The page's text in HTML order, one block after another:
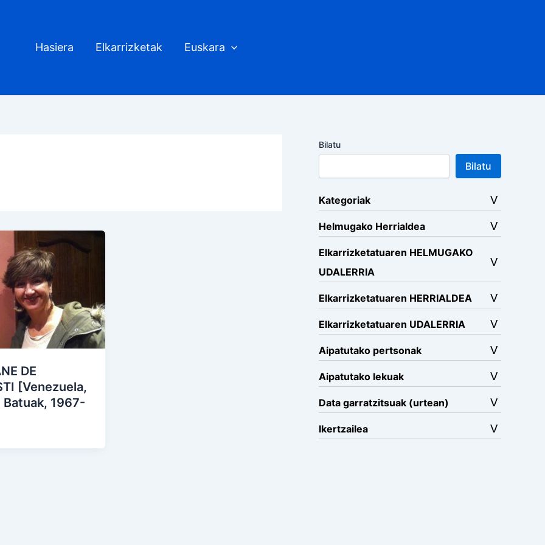
Hasiera Elkarrizketak Euskara
DE
[Venezuela,
Batuak, 1967-
Bilatu
Bilatu
Kategoriak
Helmugako Herrialdea
Elkarrizketatuaren HELMUGAKO
UDALERRIA
Elkarrizketatuaren HERRIALDEA
Elkarrizketatuaren UDALERRIA
Aipatutako pertsonak
Aipatutako lekuak
Data garratzitsuak (urtean)
Ikertzailea